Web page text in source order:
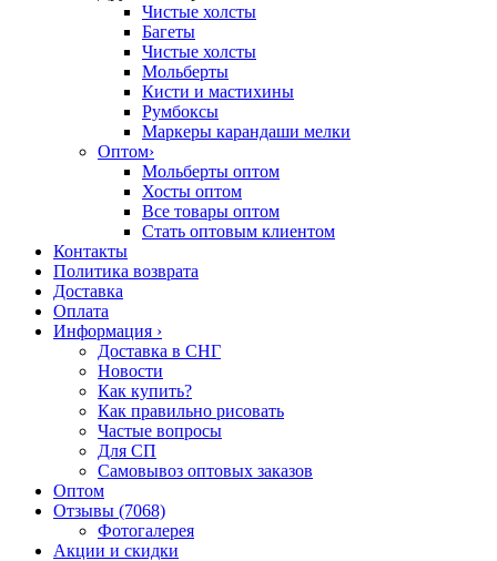
Чистые холсты
Багеты
Чистые холсты
Мольберты
Кисти и мастихины
Румбоксы
Маркеры карандаши мелки
Оптом›
Мольберты оптом
Хосты оптом
Все товары оптом
Стать оптовым клиентом
Контакты
Политика возврата
Доставка
Оплата
Информация ›
Доставка в СНГ
Новости
Как купить?
Как правильно рисовать
Частые вопросы
Для СП
Самовывоз оптовых заказов
Оптом
Отзывы (7068)
Фотогалерея
Акции и скидки